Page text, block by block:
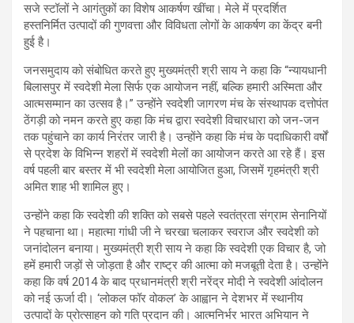
सजे स्टॉलों ने आगंतुकों का विशेष आकर्षण खींचा। मेले में प्रदर्शित
हस्तनिर्मित उत्पादों की गुणवत्ता और विविधता लोगों के आकर्षण का केंद्र बनी
हुई है।
जनसमुदाय को संबोधित करते हुए मुख्यमंत्री श्री साय ने कहा कि “न्यायधानी
बिलासपुर में स्वदेशी मेला सिर्फ एक आयोजन नहीं, बल्कि हमारी अस्मिता और
आत्मसम्मान का उत्सव है।” उन्होंने स्वदेशी जागरण मंच के संस्थापक दत्तोपंत
ठेंगड़ी को नमन करते हुए कहा कि मंच द्वारा स्वदेशी विचारधारा को जन-जन
तक पहुंचाने का कार्य निरंतर जारी है। उन्होंने कहा कि मंच के पदाधिकारी वर्षों
से प्रदेश के विभिन्न शहरों में स्वदेशी मेलों का आयोजन करते आ रहे हैं। इस
वर्ष पहली बार बस्तर में भी स्वदेशी मेला आयोजित हुआ, जिसमें गृहमंत्री श्री
अमित शाह भी शामिल हुए।
उन्होंने कहा कि स्वदेशी की शक्ति को सबसे पहले स्वतंत्रता संग्राम सेनानियों
ने पहचाना था। महात्मा गांधी जी ने चरखा चलाकर स्वराज और स्वदेशी को
जनांदोलन बनाया। मुख्यमंत्री श्री साय ने कहा कि स्वदेशी एक विचार है, जो
हमें हमारी जड़ों से जोड़ता है और राष्ट्र की आत्मा को मजबूती देता है। उन्होंने
कहा कि वर्ष 2014 के बाद प्रधानमंत्री श्री नरेंद्र मोदी ने स्वदेशी आंदोलन
को नई ऊर्जा दी। ‘लोकल फॉर वोकल’ के आह्वान ने देशभर में स्थानीय
उत्पादों के प्रोत्साहन को गति प्रदान की। आत्मनिर्भर भारत अभियान ने